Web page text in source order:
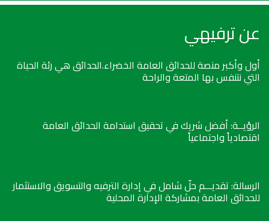
عن ترفيهي
أول وأكبر منصة للحدائق العامة الخضراء.الحدائق هي رئة الحياة
التي نتنفس بها المتعة والراحة
الرؤيــة: أفضل شريك في تحقيق استدامة الحدائق العامة
اقتصادياً واجتماعياً
الرسالة: تقديـــم حلّ شامل في إدارة الترفيه والتسويق والاستثمار
للحدائق العامة بمشاركة الإدارة المحلية